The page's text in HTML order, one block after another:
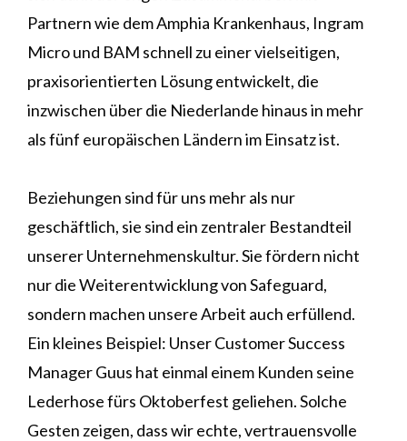
Partnern wie dem Amphia Krankenhaus, Ingram
Micro und BAM schnell zu einer vielseitigen,
praxisorientierten Lösung entwickelt, die
inzwischen über die Niederlande hinaus in mehr
als fünf europäischen Ländern im Einsatz ist.
Beziehungen sind für uns mehr als nur
geschäftlich, sie sind ein zentraler Bestandteil
unserer Unternehmenskultur. Sie fördern nicht
nur die Weiterentwicklung von Safeguard,
sondern machen unsere Arbeit auch erfüllend.
Ein kleines Beispiel: Unser Customer Success
Manager Guus hat einmal einem Kunden seine
Lederhose fürs Oktoberfest geliehen. Solche
Gesten zeigen, dass wir echte, vertrauensvolle